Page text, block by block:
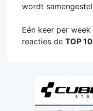
wordt
Eén keer per
reacties de TOP 10